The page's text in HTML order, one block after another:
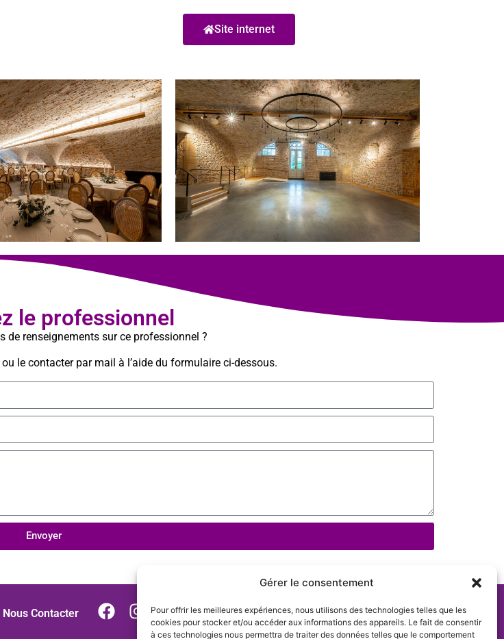
Gérer le consentement
Pour offrir les meilleures expériences, nous utilisons des technologies telles que les
cookies pour stocker et/ou accéder aux informations des appareils. Le fait de consentir
à ces technologies nous permettra de traiter des données telles que le comportement
Site internet
le professionnel
de renseignements sur ce professionnel ?
le contacter par mail à l’aide du formulaire ci-dessous.
Envoyer
Nous Contacter